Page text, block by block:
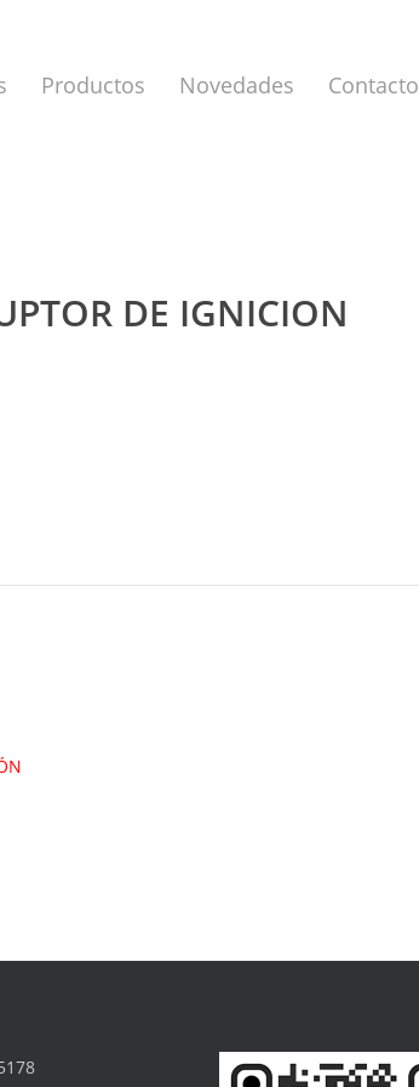
Productos Novedades Contacto
DE IGNICION